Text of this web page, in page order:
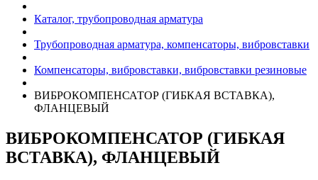
Каталог, трубопроводная арматура
Трубопроводная арматура, компенсаторы, вибровставки
Компенсаторы, вибровставки, вибровставки резиновые
ВИБРОКОМПЕНСАТОР (ГИБКАЯ ВСТАВКА),
ФЛАНЦЕВЫЙ
ВИБРОКОМПЕНСАТОР (ГИБКАЯ
ВСТАВКА), ФЛАНЦЕВЫЙ